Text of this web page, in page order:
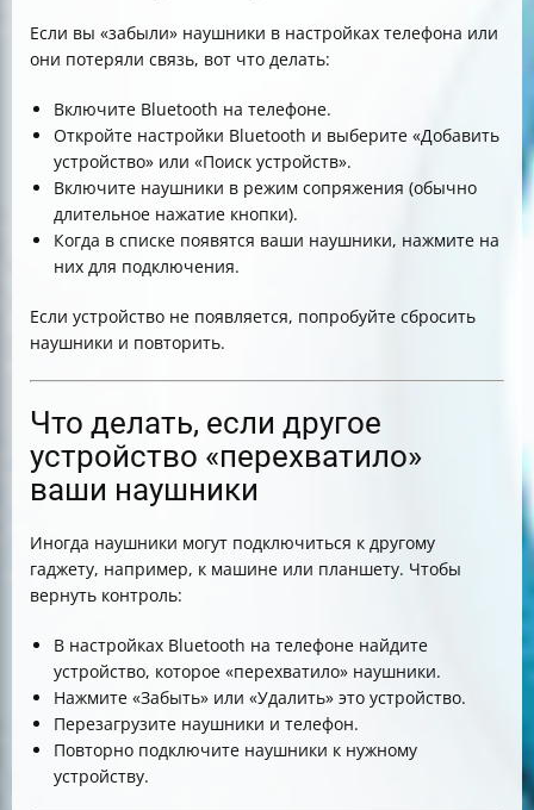
Если вы «забыли» наушники в настройках телефона или
они потеряли связь, вот что делать:
Включите Bluetooth на телефоне.
Откройте настройки Bluetooth и выберите «Добавить
устройство» или «Поиск устройств».
Включите наушники в режим сопряжения (обычно
длительное нажатие кнопки).
Когда в списке появятся ваши наушники, нажмите на
них для подключения.
Если устройство не появляется, попробуйте сбросить
наушники и повторить.
Что делать, если другое
устройство «перехватило»
ваши наушники
Иногда наушники могут подключиться к другому
гаджету, например, к машине или планшету. Чтобы
вернуть контроль:
В настройках Bluetooth на телефоне найдите
устройство, которое «перехватило» наушники.
Нажмите «Забыть» или «Удалить» это устройство.
Перезагрузите наушники и телефон.
Повторно подключите наушники к нужному
устройству.